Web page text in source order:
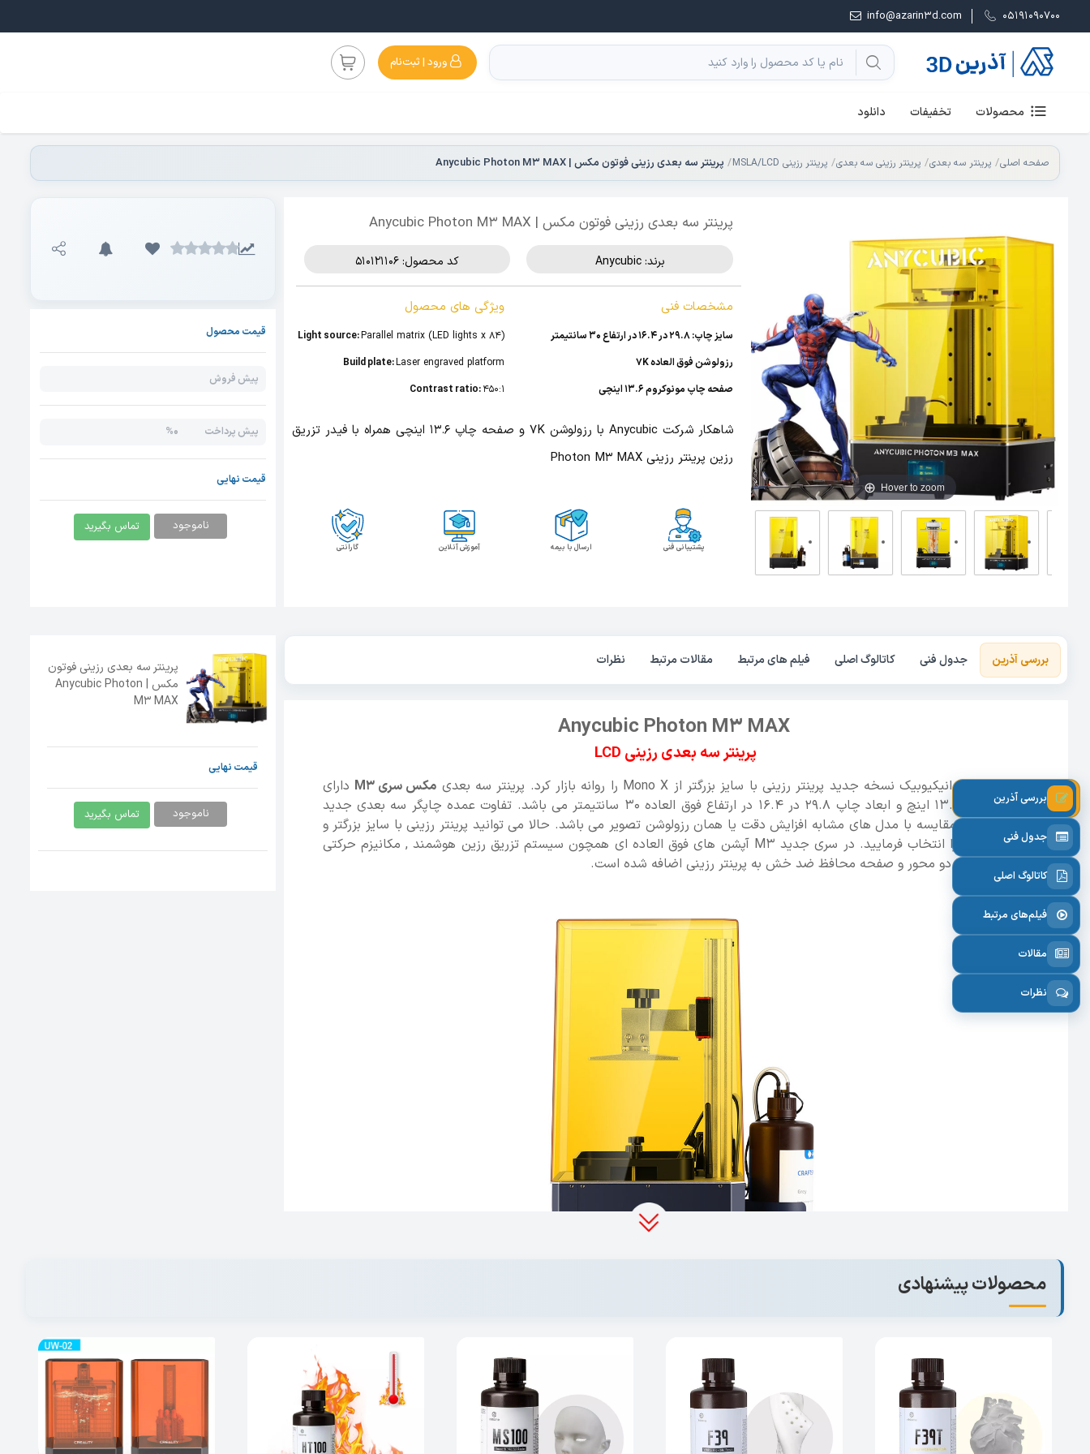
05191090700
info@azarin3d.com
ورود | ثبت‌نام
محصولات تخفیفات دانلود
صفحه اصلی پرینتر سه بعدی پرینتر رزینی سه بعدی پرینتر رزینی MSLA/LCD پرینتر سه بعدی رزینی فوتون مکس | Anycubic Photon M3 MAX
Hover to zoom
پرینتر سه بعدی رزینی فوتون مکس | Anycubic Photon M3 MAX
برند:Anycubic کد محصول: 510121106
مشخصات فنی
سایز چاپ: 29.8 در 16.4 در ارتفاع 30 سانتیمتر
رزولوشن فوق العاده 7K
صفحه چاپ مونوکروم 13.6 اینچی
ویژگی های محصول
Light source:Parallel matrix (LED lights x 84)
Build plate:Laser engraved platform
Contrast ratio:450:1
شاهکار شرکت Anycubic با رزولوشن 7K و صفحه چاپ 13.6 اینچی همراه با فیدر تزریق
رزین پرینتر رزینی Photon M3 MAX
گارانتی آموزش آنلاین ارسال با بیمه پشتیبانی فنی
قیمت محصول
پیش فروش
پیش پرداخت 0%
قیمت نهایی
ناموجود تماس بگیرید
بررسی آذرین جدول فنی کاتالوگ اصلی فیلم های مرتبط مقالات مرتبط نظرات
Anycubic Photon M3 MAX
پرینتر سه بعدی رزینی LCD
بالاخره شرکت انیکیوبیک نسخه جدید پرینتر رزینی با سایز بزرگتر از Mono X را روانه بازار کرد. پرینتر سه بعدی مکس سری M3
دارای
صفحه چاپ 13.6 اینچ و ابعاد چاپ 29.8 در 16.4 در ارتفاع فوق العاده 30 سانتیمتر می باشد. تفاوت عمده چاپگر سه بعدی جدید
انیکیوبیک در مقایسه با مدل های مشابه افزایش دقت یا همان رزولوشن تصویر می باشد. حالا می توانید پرینتر رزینی با سایز بزرگتر و
رزولوشن 7K
را انتخاب فرمایید. در سری جدید M3 آپشن های فوق العاده ای همچون سیستم تزریق رزین هوشمند , مکانیزم حرکتی
Ball-Screw با دو محور و صفحه محافظ ضد خش به پرینتر رزینی اضافه شده است.
پرینتر سه بعدی رزینی فوتون
مکس | Anycubic Photon
M3 MAX
قیمت نهایی
ناموجود تماس بگیرید
محصولات پیشنهادی
بررسی آذرین
جدول فنی
کاتالوگ اصلی
فیلم‌های مرتبط
مقالات
نظرات